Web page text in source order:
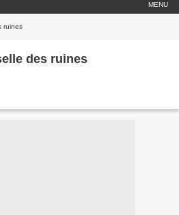
MENU
ruines
des ruines